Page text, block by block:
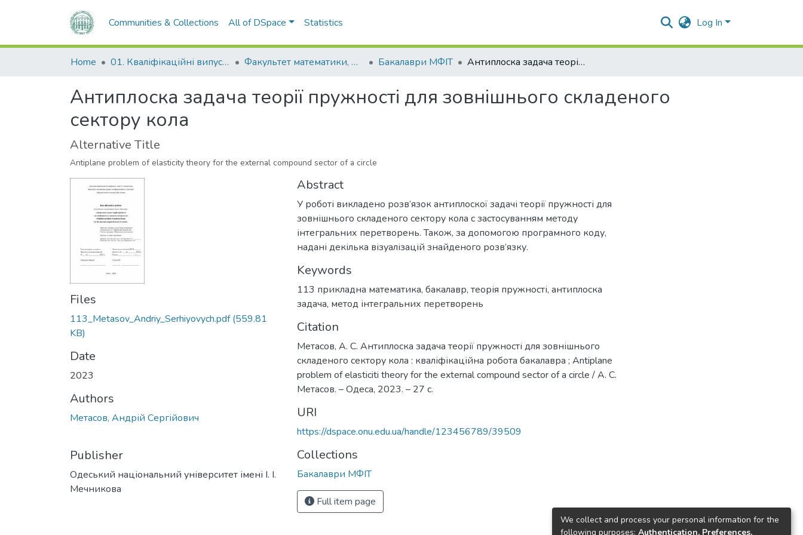
Communities & Collections All of DSpace Statistics Log In
Home 01. Кваліфікаційні випускні роботи здобувачів вищої освіти Факультет математики, фізики та інформаційних технологій Бакалаври МФІТ Антиплоска задача теорії пружності для зовнішнього складеного сектору кола
Антиплоска задача теорії пружності для зовнішнього складеного
сектору кола
Alternative Title
Antiplane problem of elasticity theory for the external compound sector of a circle
Files
113_Metasov_Andriy_Serhiyovych.pdf(559.81
KB)
Date
2023
Authors
Метасов, Андрій Сергійович
Publisher
Одеський національний університет імені І. І.
Мечникова
Abstract
У роботі викладено розв’язок антиплоскої задачі теорії пружності для
зовнішнього складеного сектору кола с застосуванням методу
інтегральних перетворень. Також, за допомогою програмного коду,
надані декілька візуалізацій знайденого розв’язку.
Keywords
113 прикладна математика, бакалавр, теорія пружності, антиплоска
задача, метод інтегральних перетворень
Citation
Метасов, А. С. Антиплоска задача теорії пружності для зовнішнього
складеного сектору кола : кваліфікаційна робота бакалавра ; Antiplane
problem of elasticiti theory for the external compound sector of a circle / А. С.
Метасов. – Одеса, 2023. – 27 с.
URI
https://dspace.onu.edu.ua/handle/123456789/39509
Collections
Бакалаври МФІТ
Full item page
We collect and process your personal information for the
following purposes: Authentication, Preferences,